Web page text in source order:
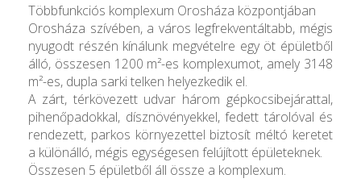
Többfunkciós komplexum Orosháza központjában
Orosháza szívében, a város legfrekventáltabb, mégis
nyugodt részén kínálunk megvételre egy öt épületből
álló, összesen 1200 m²-es komplexumot, amely 3148
m²-es, dupla sarki telken helyezkedik el.
A zárt, térkövezett udvar három gépkocsibejárattal,
pihenőpadokkal, dísznövényekkel, fedett tárolóval és
rendezett, parkos környezettel biztosít méltó keretet
a különálló, mégis egységesen felújított épületeknek.
Összesen 5 épületből áll össze a komplexum.